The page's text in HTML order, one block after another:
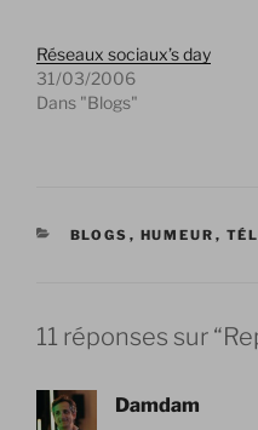
Réseaux sociaux’s day
31/03/2006
Dans "Blogs"
CATÉGORIES
BLOGS , HUMEUR ,
11 réponses sur
Damdam